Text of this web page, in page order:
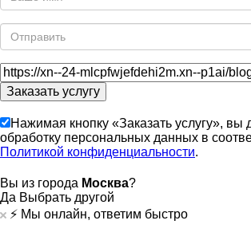
Нажимая кнопку «Заказать услугу», вы
обработку персональных данных в
Политикой конфиденциальности.
Вы из города Москва?
Да Выбрать другой
⚡️ Мы онлайн, ответим быстро